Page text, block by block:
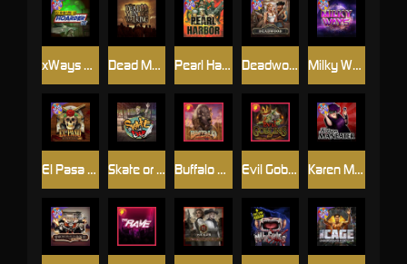
Dead Men Walking
Skate or Die
El Pasa Gunfight xNudge Evil Goblins xBomb
Deadwood xNudge
Buffalo Hunter
Milky Ways
Pearl Harbor
xWays Hoarder xSplit
Karen Maneater